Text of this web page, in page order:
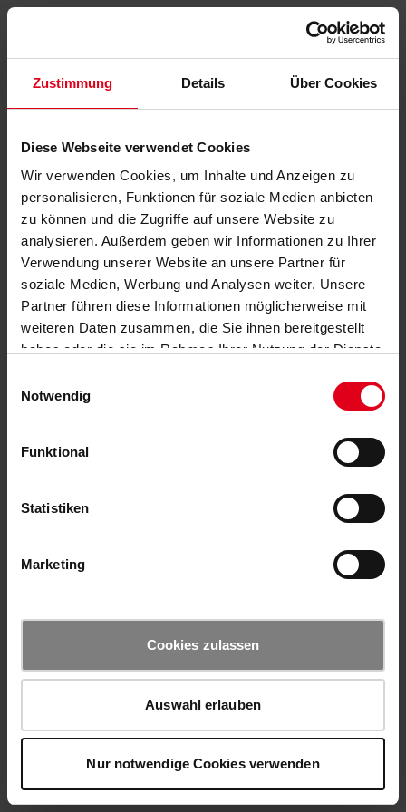
Zustimmung Details Über Cookies
Diese Webseite verwendet Cookies
Wir verwenden Cookies, um Inhalte und Anzeigen zu
personalisieren, Funktionen für soziale Medien anbieten
zu können und die Zugriffe auf unsere Website zu
analysieren. Außerdem geben wir Informationen zu Ihrer
Verwendung unserer Website an unsere Partner für
soziale Medien, Werbung und Analysen weiter. Unsere
Partner führen diese Informationen möglicherweise mit
weiteren Daten zusammen, die Sie ihnen bereitgestellt
haben oder die sie im Rahmen Ihrer Nutzung der Dienste
Notwendig
Funktional
Statistiken
Marketing
Cookies zulassen
Auswahl erlauben
Nur notwendige Cookies verwenden